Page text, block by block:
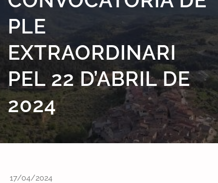
PLE
EXTRAORDINARI
PEL 22 D’ABRIL DE
2024
17/04/2024